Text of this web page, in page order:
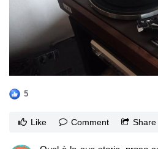
5
Like Comment Share